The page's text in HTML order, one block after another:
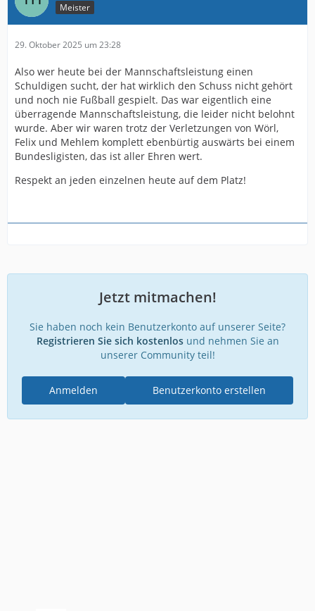
Meister
29. Oktober 2025 um 23:28
Also wer heute bei der Mannschaftsleistung einen
Schuldigen sucht, der hat wirklich den Schuss nicht gehört
und noch nie Fußball gespielt. Das war eigentlich eine
überragende Mannschaftsleistung, die leider nicht belohnt
wurde. Aber wir waren trotz der Verletzungen von Wörl,
Felix und Mehlem komplett ebenbürtig auswärts bei einem
Bundesligisten, das ist aller Ehren wert.
Respekt an jeden einzelnen heute auf dem Platz!
Jetzt mitmachen!
Sie haben noch kein Benutzerkonto auf unserer Seite?
Registrieren Sie sich kostenlosund nehmen Sie an
unserer Community teil!
Benutzerkonto erstellen
Anmelden